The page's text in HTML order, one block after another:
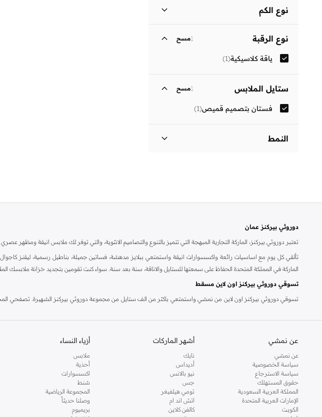
نوع الكم
نوع الرقبة 1مسح
ياقة كلاسيكية(
1
)
ستايل الملابس 1مسح
فستان بتصميم قميص(
1
)
النمط
دوروثي بيركنز عمان
تعتبر دوروثي بيركنز، الماركة التجارية المبهجة التي تتميز بالتنوع والتصاميم الانثوية، والتي توفر لك ملابس انيقة ومظهر
تألقي كل يوم مع اساسيات رائعة واكسسوارات انيقة واستمتعي ببلايز مدهشة، فساتين جميلة، بناطيل رسمية، ليقنز
الماركة في المملكة المتحدة الحفاظ على سمعتها للستايل والاناقة، سنة بعد سنة. سواء كنت تقومين بتجديد خزانة
تسوقي دوروثي بيركنز اون لاين مسقط
تسوقي دوروثي بيركنز اون لاين من نمشي واستمتعي باكثر من الف ستايل من مجموعة دوروثي بيركنز الشهيرة. تصفحي
عن نمشي
عن نمشي
سياسة الخصوصية
سياسة الاسترجاع
حقوق المستهلك
المملكة العربية السعودية
الإمارات العربية المتحدة
الكويت
أشهر الماركات
نايك
أديداس
نيو بالانس
جس
تومي هيلفيغر
اتش اند ام
كالفن كلاين
أزياء النساء
ملابس
أحذية
اكسسوارات
شنط
المجموعة الرياضية
وصلنا حديثاً
بريميوم